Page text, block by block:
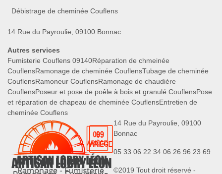
Débistrage de cheminée Couflens
14 Rue du Payroulie, 09100 Bonnac
Autres services
Fumisterie Couflens 09140Réparation de chmeinée
CouflensRamonage de cheminée CouflensTubage de cheminée
CouflensRamoneur CouflensRamonage de chaudière
CouflensPoseur et pose de poêle à bois et granulé CouflensPose
et réparation de chapeau de cheminée CouflensEntretien de
cheminée Couflens
14 Rue du Payroulie, 09100
Bonnac
05 33 06 22 34 06 26 96 23 69
©2019 Tout droit réservé -